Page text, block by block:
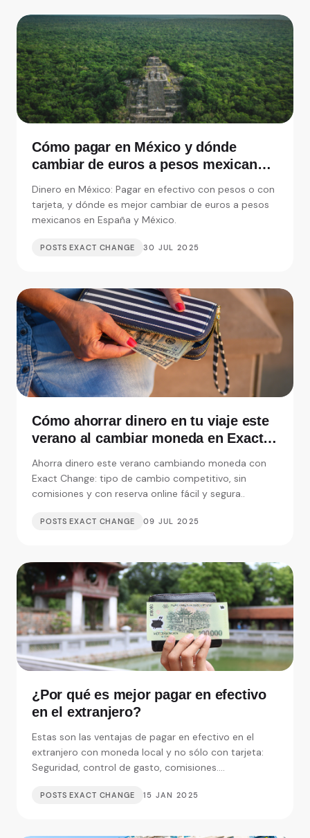
Cómo pagar en México y dónde
cambiar de euros a pesos mexicanos
Dinero en México: Pagar en efectivo con pesos o con
tarjeta, y dónde es mejor cambiar de euros a pesos
mexicanos en España y México.
POSTS EXACT CHANGE 30 JUL 2025
Cómo ahorrar dinero en tu viaje este
verano al cambiar moneda en Exact
Ahorra dinero este verano cambiando moneda con
Exact Change: tipo de cambio competitivo, sin
comisiones y con reserva online fácil y segura..
POSTS EXACT CHANGE 09 JUL 2025
¿Por qué es mejor pagar en efectivo
en el extranjero?
Estas son las ventajas de pagar en efectivo en el
extranjero con moneda local y no sólo con tarjeta:
Seguridad, control de gasto, comisiones....
POSTS EXACT CHANGE 15 JAN 2025